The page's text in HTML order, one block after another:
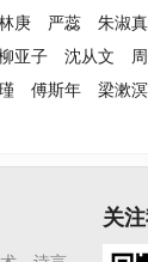
庚 严蕊 朱淑真
亚子 沈从文
傅斯年 梁漱溟
关